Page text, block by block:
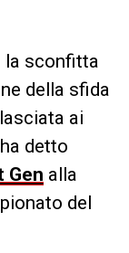
sconfitta
della sfida
ai
detto
Gen alla
del